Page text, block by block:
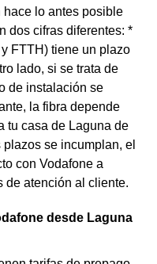
lo antes posible
dos cifras diferentes: *
FTTH) tiene un plazo
lado, si se trata de
de instalación se
la fibra depende
tu casa de Laguna de
se incumplan, el
con Vodafone a
de atención al cliente.
desde Laguna